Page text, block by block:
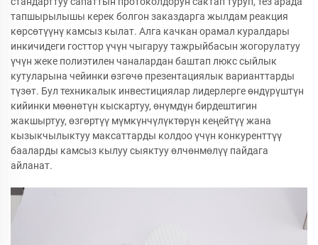
тапшырылышы керек болгон заказдарга жылдам реакция
көрсөтүүнү камсыз кылат. Алга качкан орамал куралдары
инкичидеги госттор үчүн чыгаруу тажрыйбасын жогорулатуу
үчүн жеке полиэтилен чаналардан баштап люкс сыйлык
кутуларына чейинки өзгөчө презентациялык варианттарды
түзөт. Бул техникалык инвестициялар лидерлерге өндүрүштүн
кийинки мөөнөтүн кыскартуу, өнүмдүн бирдештигин
жакшыртуу, өзгөртүү мүмкүнчүлүктөрүн кеңейтүү жана
кызыкчылыктуу максаттарды колдоо үчүн конкуренттүү
бааларды камсыз кылуу сыяктуу өлчөнмөлүү пайдага
айланат.